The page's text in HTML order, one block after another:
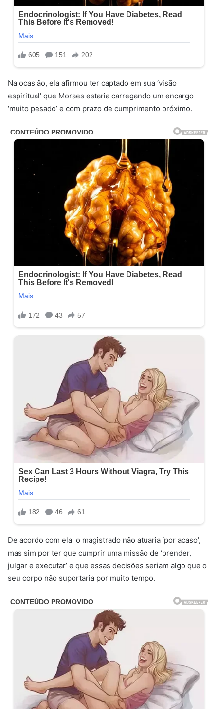
Na ocasião, ela afirmou ter captado em sua ‘visão
espiritual’ que Moraes estaria carregando um encargo
‘muito pesado’ e com prazo de cumprimento próximo.
De acordo com ela, o magistrado não atuaria ‘por acaso’,
mas sim por ter que cumprir uma missão de ‘prender,
julgar e executar’ e que essas decisões seriam algo que o
seu corpo não suportaria por muito tempo.